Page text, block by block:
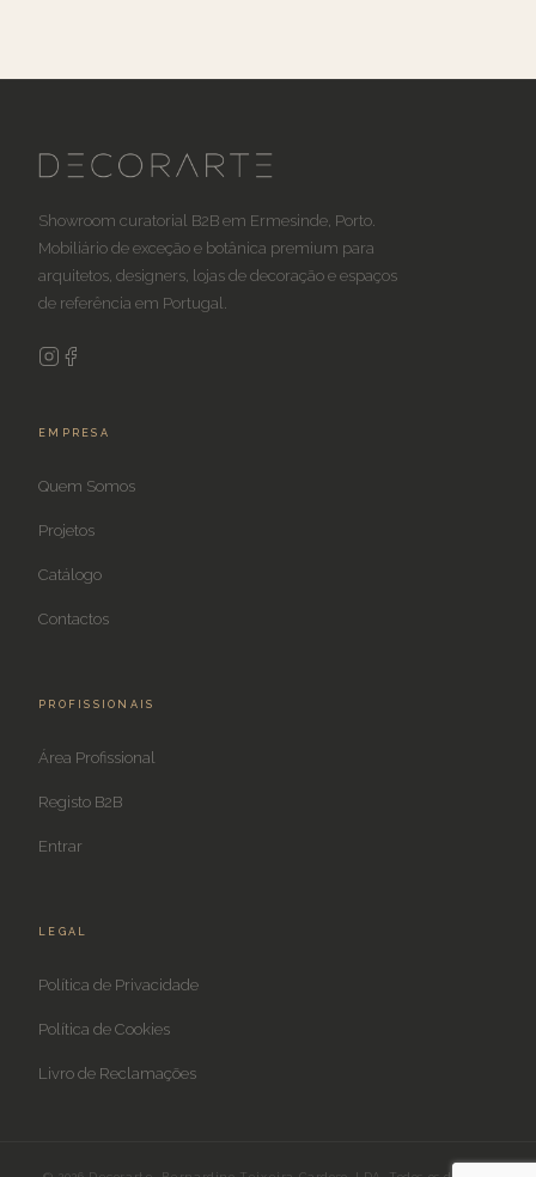
Showroom curatorial B2B em Ermesinde, Porto.
Mobiliário de exceção e botânica premium para
arquitetos, designers, lojas de decoração e espaços
de referência em Portugal.
EMPRESA
Quem Somos
Projetos
Catálogo
Contactos
PROFISSIONAIS
Área Profissional
Registo B2B
Entrar
LEGAL
Política de Privacidade
Política de Cookies
Livro de Reclamações